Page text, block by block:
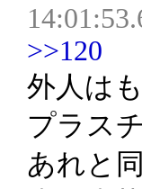
>>120
外人は
プラス
あれと